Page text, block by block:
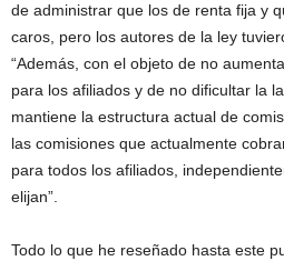
de administrar que los de renta fija y
caros, pero los autores de la ley
“Además, con el objeto de no
para los afiliados y de no dificultar la
mantiene la estructura actual de
las comisiones que actualmente
para todos los afiliados,
elijan”.
Todo lo que he reseñado hasta este